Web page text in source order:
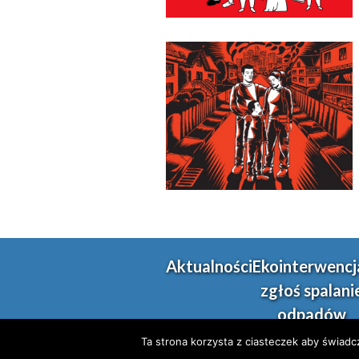
Aktualności
zgłoś
odpadów
Ta strona korzysta z ciasteczek aby